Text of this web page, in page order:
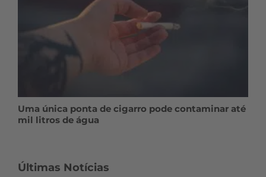
Uma única ponta de cigarro pode contaminar até
mil litros de água
Últimas Notícias